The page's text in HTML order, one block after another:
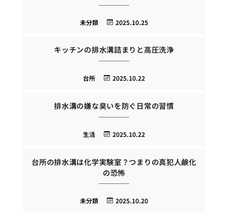
2025.10.25
未分類
キッチンの排水溝詰まりと高圧洗浄
2025.10.22
台所
排水溝の嫌な臭いを防ぐ日常の習慣
2025.10.22
生活
台所の排水溝は化学実験室？つまりの真犯人鹸化
の恐怖
2025.10.20
未分類